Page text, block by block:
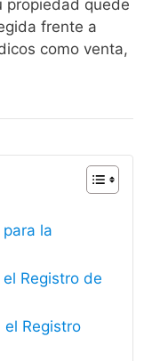
propiedad quede
frente a
como venta,
la
Registro de
Registro